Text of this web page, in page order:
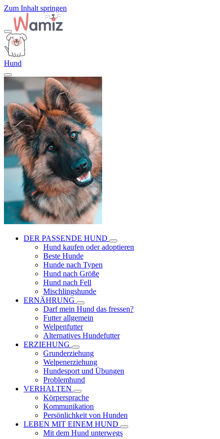
Zum Inhalt springen
Hund
DER PASSENDE HUND
Hund kaufen oder adoptieren
Beste Hunde
Hunde nach Typen
Hund nach Größe
Hund nach Fell
Mischlingshunde
ERNÄHRUNG
Darf mein Hund das fressen?
Futter allgemein
Welpenfutter
Alternatives Hundefutter
ERZIEHUNG
Grunderziehung
Welpenerziehung
Hundesport und Übungen
Problemhund
VERHALTEN
Körpersprache
Kommunikation
Persönlichkeit von Hunden
LEBEN MIT EINEM HUND
Mit dem Hund unterwegs